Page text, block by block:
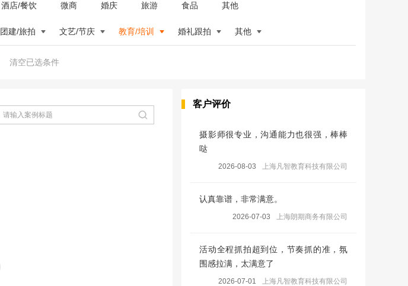
酒店/餐饮 微商 婚庆 旅游 食品 其他
团建/旅拍 文艺/节庆 教育/培训 婚礼跟拍 其他
清空已选条件
客户评价
摄影师很专业，沟通能力也很强，棒棒
哒
2026-08-03 上海凡智教育科技有限公司
认真靠谱，非常满意。
2026-07-03 上海朗期商务有限公司
活动全程抓拍超到位，节奏抓的准，氛
围感拉满，太满意了
2026-07-01 上海凡智教育科技有限公司